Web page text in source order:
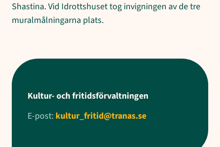
Shastina. Vid Idrottshuset tog invigningen av de tre
muralmålningarna plats.
Kultur- och fritidsförvaltningen
E-post: kultur_fritid@tranas.se